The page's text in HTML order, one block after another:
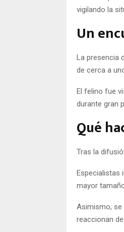
vigilando la
Un
La presencia
de cerca a
El felino fue
durante gran
Qué
Tras la
Especialistas
mayor
Asimismo, se
reaccionan